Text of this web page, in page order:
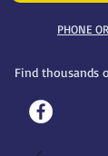
PHONE
Find thousands